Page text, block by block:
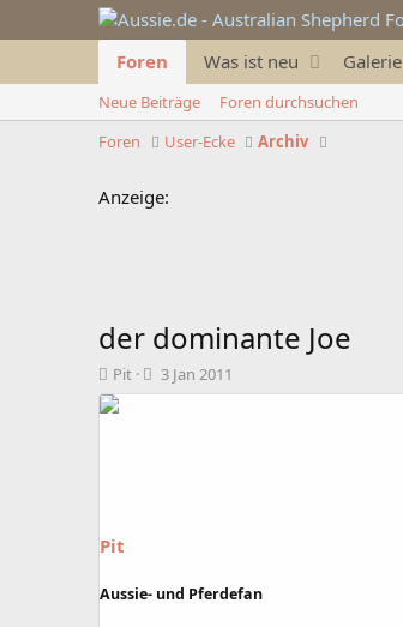
Foren Was ist neu Galerie
Neue Beiträge
Foren durchsuchen
Foren
User-Ecke Archiv
Anzeige:
der dominante Joe
T
h
e
a
t
Pit
B
e
m
3 Jan 2011
Pit
Aussie- und Pferdefan